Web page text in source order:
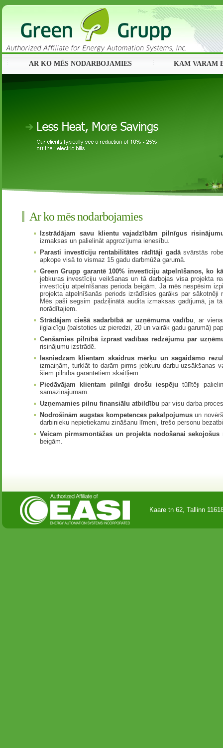
AR KO MĒS NODARBOJAMIES KAM VARAM
Ar ko mēs nodarbojamies
Izstrādājam savu klientu vajadzībām pilnīgus
izmaksas un palielināt apgrozījuma ienesību.
Parasti investīciju rentabilitātes rādītāji gadāsvārstās
apkope visā to vismaz 15 gadu darbmūža garumā.
Green Grupp garantē 100% investīciju atpelnīšanos, ko
jebkuras investīciju veikšanas un tā darbojas visa projekta
investīciju atpelnīšanas perioda beigām. Ja mēs nespēsim
projekta atpelnīšanās periods izrādīsies garāks par
Mēs paši segsim padziļinātā audita izmaksas gadījumā, ja
norādītajiem.
Strādājam ciešā sadarbībā ar uzņēmuma vadību, ar
ilglaicīgu (balstoties uz pieredzi, 20 un vairāk gadu garumā)
Cenšamies pilnībā izprast vadības redzējumu par
risinājumu izstrādē.
Iesniedzam klientam skaidrus mērķu un sagaidāmo
izmaiņām, turklāt to darām pirms jebkuru darbu
šiem pilnībā garantētiem skaitļiem.
Piedāvājam klientam pilnīgi drošu iespējutūlītēji
samazinājumam.
Uzņemamies pilnu finansiālu atbildību par visu darba
Nodrošinām augstas kompetences pakalpojumusun
darbinieku nepietiekamu zināšanu līmeni, trešo personu
Veicam pirmsmontāžas un projekta nodošanai
beigām.
Kaare tn 62, Tallinn